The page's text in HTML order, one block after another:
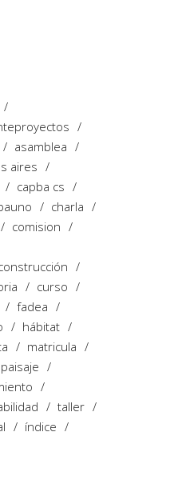
asamblea
aires
capba cs
charla
comision
curso
fadea
hábitat
matricula
paisaje
taller
índice